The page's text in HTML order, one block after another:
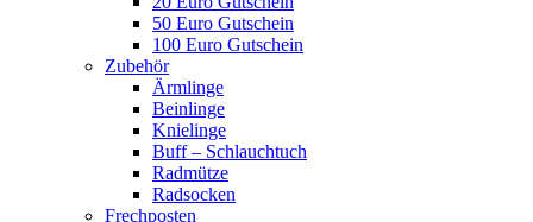
50 Euro Gutschein
100 Euro Gutschein
Zubehör
Ärmlinge
Beinlinge
Knielinge
Buff – Schlauchtuch
Radmütze
Radsocken
Frechposten